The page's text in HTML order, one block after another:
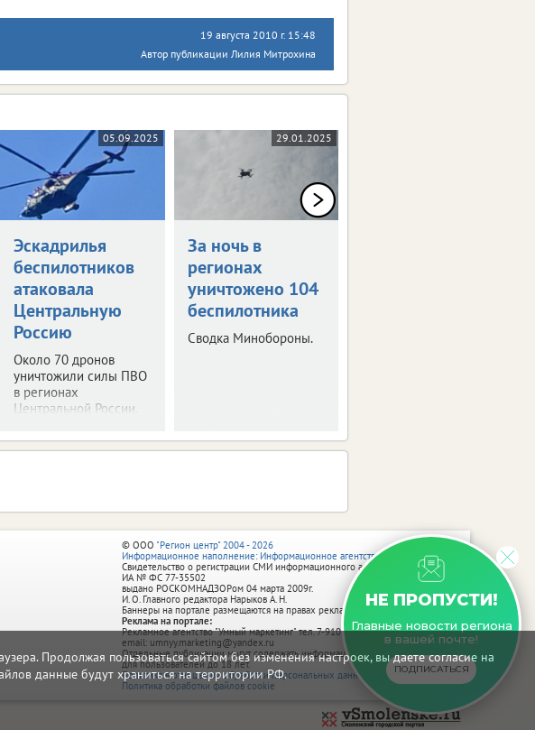
Продолжая пользоваться сайтом без изменения настроек, вы даете согласие на
данные будут храниться на территории РФ.
19 августа 2010 г. 15:48
Автор публикации Лилия Митрохина
05.09.2025
Эскадрилья
беспилотников
атаковала
Центральную
Россию
Около 70 дронов
уничтожили силы ПВО
в регионах
Центральной России.
29.01.2025
За ночь в
регионах
уничтожено 104
беспилотника
Сводка Минобороны.
НЕ ПРОПУСТИ!
Главные новости региона
в вашей почте!
ПОДПИСАТЬСЯ
© ООО "Регион центр" 2004 - 2026
Информационное наполнение: Информационное агентство vRossii.ru
Свидетельство о регистрации СМИ информационного агентства vRossii.ru
ИА № ФС 77‑35502
выдано РОСКОМНАДЗОРом 04 марта 2009г.
И. О. Главного редактора Нарыков А. Н.
Баннеры на портале размещаются на правах рекламы.
Реклама на портале:
Рекламное агентство "Умный маркетинг" тел. 7-910-267-70-40,
email: umnyy.marketing@yandex.ru
Отдельные публикации могут содержать информацию, не предназначенную
для пользователей до 18 лет.
Политика в отношении обработки персональных данных
Политика обработки файлов cookie